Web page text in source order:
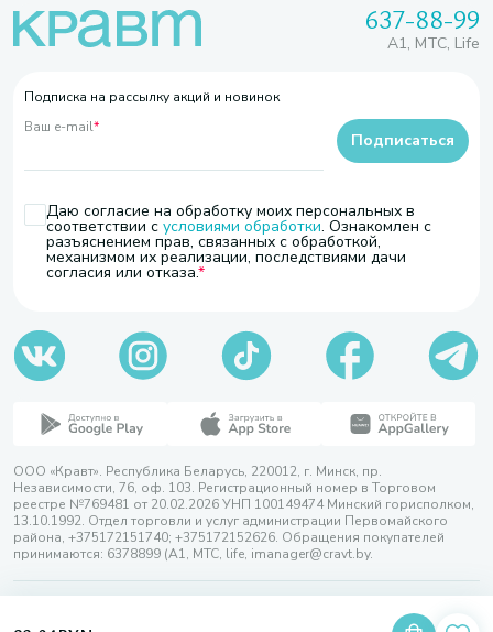
637-88-99
A1, МТС, Life
Подписка на рассылку акций и новинок
Ваш e-mail*
Даю согласие на обработку моих персональных в
соответствии с условиями обработки. Ознакомлен с
разъяснением прав, связанных с обработкой,
механизмом их реализации, последствиями дачи
согласия или отказа.
Подписаться
ООО «Кравт». Республика Беларусь, 220012, г. Минск, пр.
Независимости, 76, оф. 103. Регистрационный номер в Торговом
реестре №769481 от 20.02.2026 УНП 100149474 Минский горисполком,
13.10.1992. Отдел торговли и услуг администрации Первомайского
района, +375172151740; +375172152626. Обращения покупателей
принимаются: 6378899 (А1, МТС, life, imanager@cravt.by.